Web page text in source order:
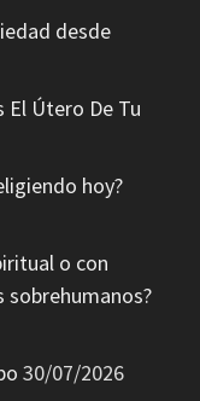
desde
El Útero De Tu
hoy?
o con
30/07/2026